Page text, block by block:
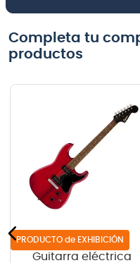
Completa tu
productos
de EXHIBICIÓN
Guitarra eléctrica